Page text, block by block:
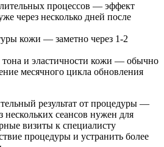
процессов — эффект
через несколько дней после
кожи — заметно через 1-2
и эластичности кожи — обычно
месячного цикла обновления
результат от процедуры —
нескольких сеансов нужен для
визиты к специалисту
процедуры и устранить более